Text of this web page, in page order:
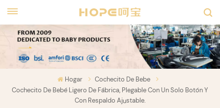
Hogar
Cochecito De Bebe
Cochecito De Bebé Ligero De Fábrica, Plegable Con Un Solo Botón Y
Con Respaldo Ajustable.